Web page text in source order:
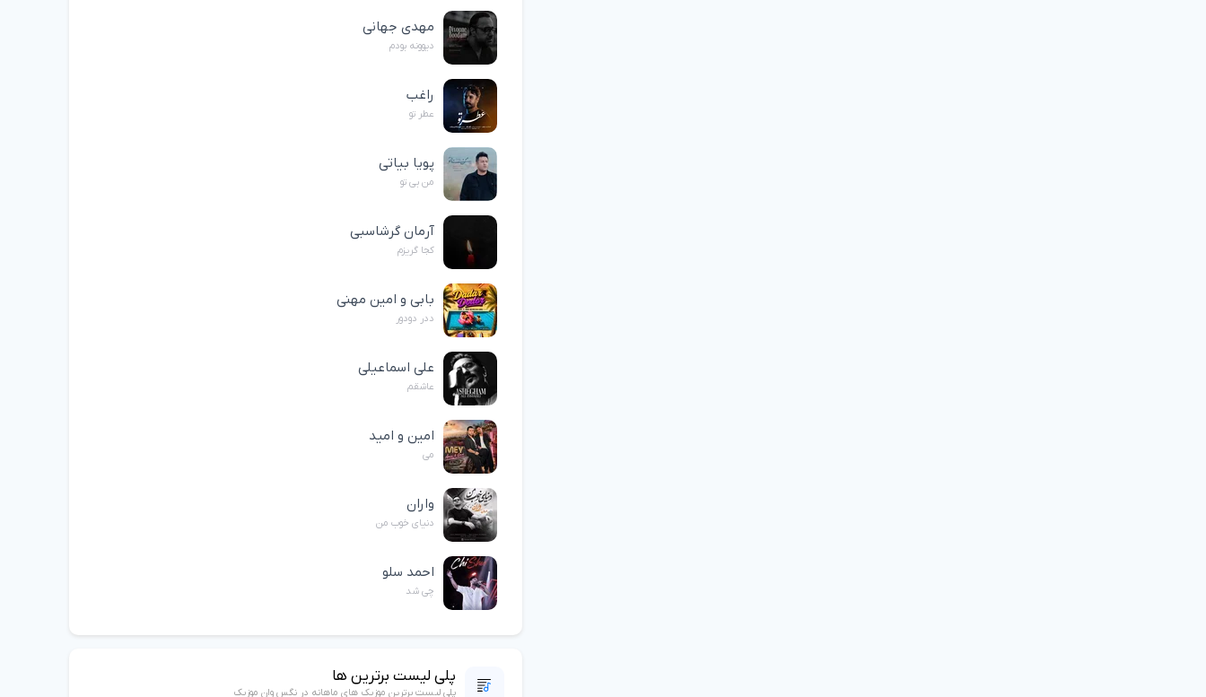
مهدی جهانی
دیوونه بودم
راغب
عطر تو
پویا بیاتی
من بی تو
آرمان گرشاسبی
کجا گریزم
بابی و امین مهنی
ددر دودور
علی اسماعیلی
عاشقم
امین و امید
می
واران
دنیای خوب من
احمد سلو
چی شد
پلی لیست برترین ها
پلی لیست برترین موزیک های ماهانه در نگس وان موزیک